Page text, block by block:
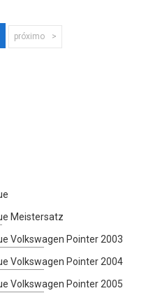
próximo
Meistersatz
Volkswagen Pointer 2003
Volkswagen Pointer 2004
Volkswagen Pointer 2005